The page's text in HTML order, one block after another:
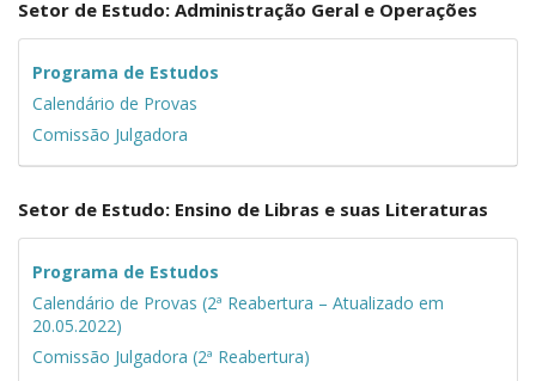
Setor de Estudo: Administração Geral e Operações
Programa de Estudos
Calendário de Provas
Comissão Julgadora
Setor de Estudo: Ensino de Libras e suas Literaturas
Programa de Estudos
Calendário de Provas (2ª Reabertura – Atualizado em
20.05.2022)
Comissão Julgadora (2ª Reabertura)